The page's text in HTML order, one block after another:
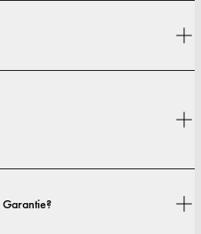
zu besonders robusten